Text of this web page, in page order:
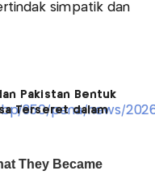
simpatik dan
Pakistan Bentuk
Terseret dalam